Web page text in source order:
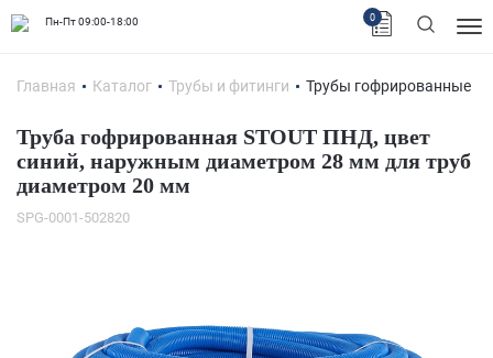
Пн-Пт 09:00-18:00 0
Главная Каталог Трубы и фитинги Трубы гофрированные
Труба гофрированная STOUT ПНД, цвет
синий, наружным диаметром 28 мм для труб
диаметром 20 мм
SPG-0001-502820